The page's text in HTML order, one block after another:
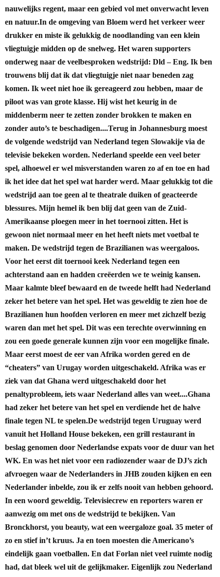
nauwelijks regent, maar een gebied vol met onverwacht leven
en natuur.In de omgeving van Bloem werd het verkeer weer
drukker en miste ik gelukkig de noodlanding van een klein
vliegtuigje midden op de snelweg. Het waren supporters
onderweg naar de veelbesproken wedstrijd: Dld – Eng. Ik ben
trouwens blij dat ik dat vliegtuigje niet naar beneden zag
komen. Ik weet niet hoe ik gereageerd zou hebben, maar de
piloot was van grote klasse. Hij wist het keurig in de
middenberm neer te zetten zonder brokken te maken en
zonder auto’s te beschadigen....Terug in Johannesburg moest
de volgende wedstrijd van Nederland tegen Slowakije via de
televisie bekeken worden. Nederland speelde een veel beter
spel, alhoewel er wel misverstanden waren zo af en toe en had
ik het idee dat het spel wat harder werd. Maar gelukkig tot die
wedstrijd aan toe geen al te theatrale duiken of geacteerde
blessures. Mijn hemel ik ben blij dat geen van de Zuid-
Amerikaanse ploegen meer in het toernooi zitten. Het is
gewoon niet normaal meer en het heeft niets met voetbal te
maken. De wedstrijd tegen de Brazilianen was weergaloos.
Voor het eerst dit toernooi keek Nederland tegen een
achterstand aan en hadden creëerden we te weinig kansen.
Maar kalmte bleef bewaard en de tweede helft had Nederland
zeker het betere van het spel. Het was geweldig te zien hoe de
Brazilianen hun hoofden verloren en meer met zichzelf bezig
waren dan met het spel. Dit was een terechte overwinning en
zou een goede generale kunnen zijn voor een mogelijke finale.
Maar eerst moest de eer van Afrika worden gered en de
“cheaters” van Urugay worden uitgeschakeld. Afrika was er
ziek van dat Ghana werd uitgeschakeld door het
penaltyprobleem, iets waar Nederland alles van weet....Ghana
had zeker het betere van het spel en verdiende het de halve
finale tegen NL te spelen.De wedstrijd tegen Uruguay werd
vanuit het Holland House bekeken, een grill restaurant in
beslag genomen door Nederlandse expats voor de duur van het
WK. En was het niet voor een radiozender waar de DJ’s zich
afvroegen waar de Nederlanders in JHB zouden kijken en een
Nederlander inbelde, zou ik er zelfs nooit van hebben gehoord.
In een woord geweldig. Televisiecrew en reporters waren er
aanwezig om met ons de wedstrijd te bekijken. Van
Bronckhorst, you beauty, wat een weergaloze goal. 35 meter of
zo en stief in’t kruus. Ja en toen moesten die Americano’s
eindelijk gaan voetballen. En dat Forlan niet veel ruimte nodig
had, dat bleek wel uit de gelijkmaker. Eigenlijk zou Nederland